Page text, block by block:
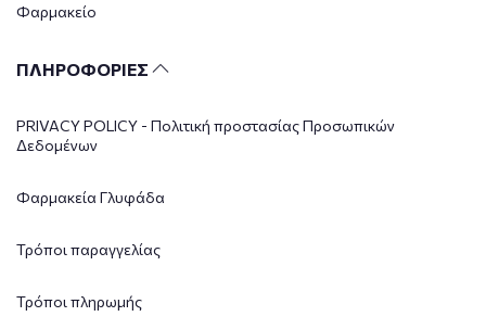
Φαρμακείο
ΠΛΗΡΟΦΟΡΙΕΣ
PRIVACY POLICY - Πολιτική προστασίας Προσωπικών
Δεδομένων
Φαρμακεία Γλυφάδα
Τρόποι παραγγελίας
Τρόποι πληρωμής